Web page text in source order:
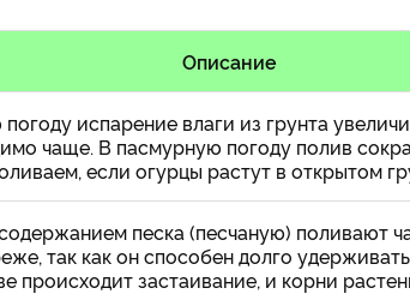
Описание
испарение влаги из грунта
чаще. В пасмурную погоду полив
если огурцы растут в открытом
песка (песчаную) поливают
так как он способен долго
происходит застаивание, и корни